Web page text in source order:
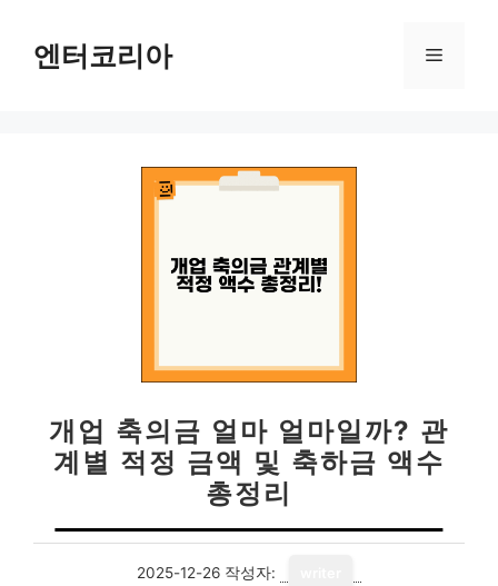
엔터코리아 메
개업 축의금 얼마 얼마일까? 관
계별 적정 금액 및 축하금 액수
총정리
2025-12-26 작성자: